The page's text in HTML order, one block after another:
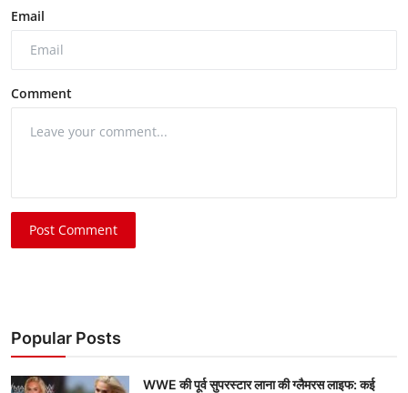
Email
Comment
Post Comment
Popular Posts
WWE की पूर्व सुपरस्टार लाना की ग्लैमरस लाइफ: कई